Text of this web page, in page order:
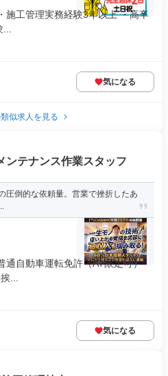
施工管理実務経験3年以上 ・高卒
気になる
似求人を見る
ンテナンス作業スタッフ
圧倒的な依頼量。営業で挫折したあ
通自動車運転免許（AT限定可）
...
気になる